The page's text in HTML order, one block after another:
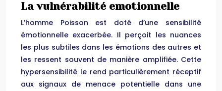
La vulnérabilité emotionnelle
L’homme Poisson est doté d’une sensibilité
émotionnelle exacerbée. Il perçoit les nuances
les plus subtiles dans les émotions des autres et
les ressent souvent de manière amplifiée. Cette
hypersensibilité le rend particulièrement réceptif
aux signaux de menace potentielle dans une